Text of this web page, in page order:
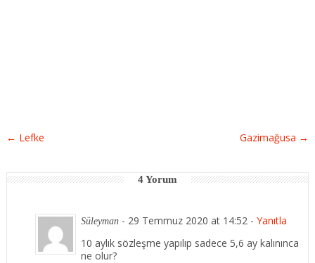
← Lefke Gazimağusa →
4 Yorum
Süleyman- 29 Temmuz 2020 at 14:52 - Yanıtla
10 aylık sözleşme yapılıp sadece 5,6 ay kalınınca
ne olur?